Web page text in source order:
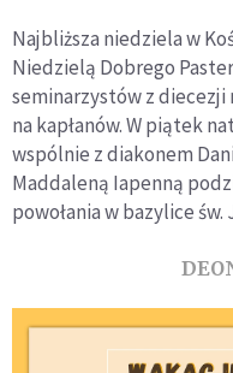
Najbliższa niedziela w
Niedzielą Dobrego
seminarzystów z diecezji
na kapłanów. W piątek
wspólnie z diakonem
Maddaleną Iapenną
powołania w bazylice św.